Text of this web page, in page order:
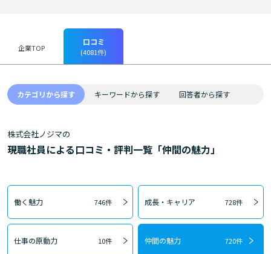
企業TOP
口コミ
(4081件)
カテゴリから探す キーワードから探す 回答者から探す
株式会社ノジマの
現職社員による口コミ・評判一覧「仲間の魅力」
働く魅力 746件 成長・キャリア 728件
仕事の原動力 10件 仲間の魅力 720件